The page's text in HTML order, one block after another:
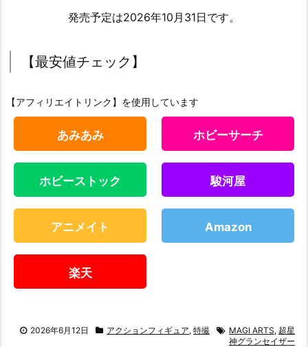
発売予定は2026年10月31日です。
【最安値チェック】
【アフィリエイトリンク】を使用しています
あみあみ ホビーサーチ
ホビーストック 駿河屋
アニメイト Amazon
楽天
2026年6月12日 アクションフィギュア, 特撮 MAGI ARTS, 超星
神グランセイザー